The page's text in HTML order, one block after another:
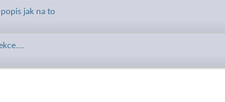
jak na to